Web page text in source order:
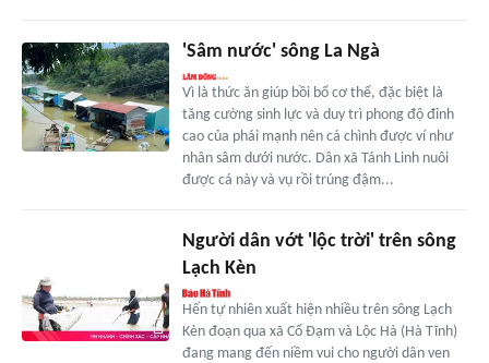
'Sâm nước' sông La Ngà
Vì là thức ăn giúp bồi bổ cơ thể, đặc biệt là
tăng cường sinh lực và duy trì phong độ đỉnh
cao của phái mạnh nên cá chình được ví như
nhân sâm dưới nước. Dân xã Tánh Linh nuôi
được cá này và vụ rồi trúng đậm...
Người dân vớt 'lộc trời' trên sông
Lạch Kèn
Hến tự nhiên xuất hiện nhiều trên sông Lạch
Kèn đoạn qua xã Cổ Đạm và Lộc Hà (Hà Tĩnh)
đang mang đến niềm vui cho người dân ven